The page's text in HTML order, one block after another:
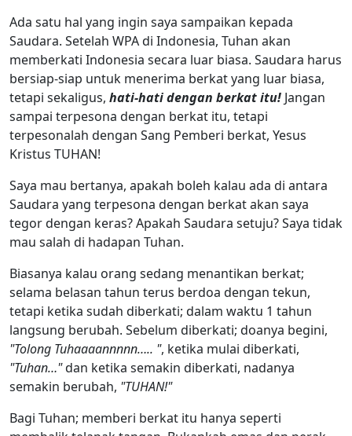
Ada satu hal yang ingin saya sampaikan kepada
Saudara. Setelah WPA di Indonesia, Tuhan akan
memberkati Indonesia secara luar biasa. Saudara harus
bersiap-siap untuk menerima berkat yang luar biasa,
tetapi sekaligus, hati-hati dengan berkat itu! Jangan
sampai terpesona dengan berkat itu, tetapi
terpesonalah dengan Sang Pemberi berkat, Yesus
Kristus TUHAN!
Saya mau bertanya, apakah boleh kalau ada di antara
Saudara yang terpesona dengan berkat akan saya
tegor dengan keras? Apakah Saudara setuju? Saya tidak
mau salah di hadapan Tuhan.
Biasanya kalau orang sedang menantikan berkat;
selama belasan tahun terus berdoa dengan tekun,
tetapi ketika sudah diberkati; dalam waktu 1 tahun
langsung berubah. Sebelum diberkati; doanya begini,
"Tolong Tuhaaaannnnn….. ", ketika mulai diberkati,
"Tuhan…"dan ketika semakin diberkati, nadanya
semakin berubah, "TUHAN!"
Bagi Tuhan; memberi berkat itu hanya seperti